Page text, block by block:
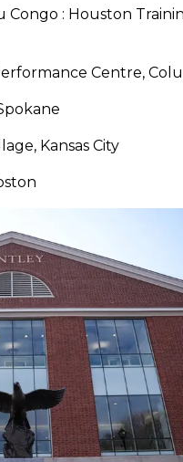
: Houston
Centre,
Kansas City